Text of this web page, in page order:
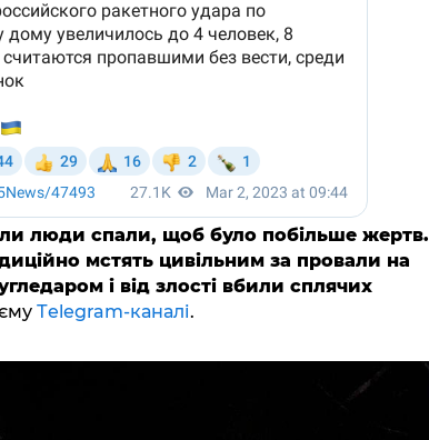
люди спали, щоб було побільше жертв.
мстять цивільним за провали на
і від злості вбили сплячих
Тelegram-каналі.